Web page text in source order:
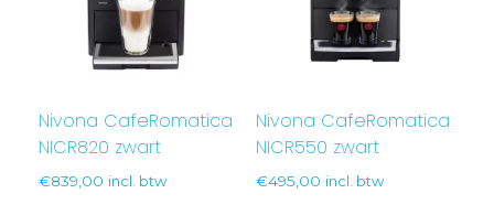
Nivona CafeRomatica
NICR820 zwart
€839,00 incl. btw
Nivona CafeRomatica
NICR550 zwart
€495,00 incl. btw